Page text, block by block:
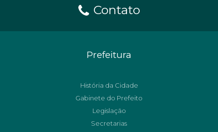
Contato
Prefeitura
História da Cidade
Gabinete do Prefeito
Legislação
Secretarias